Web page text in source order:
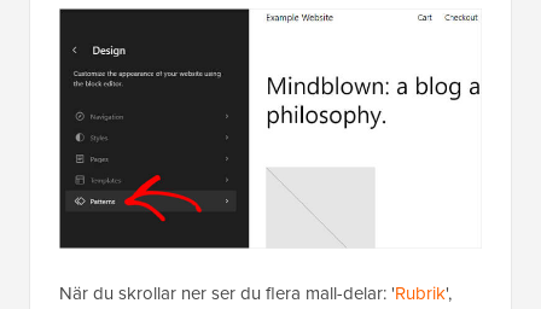
När du skrollar ner ser du flera mall-delar: 'Rubrik',